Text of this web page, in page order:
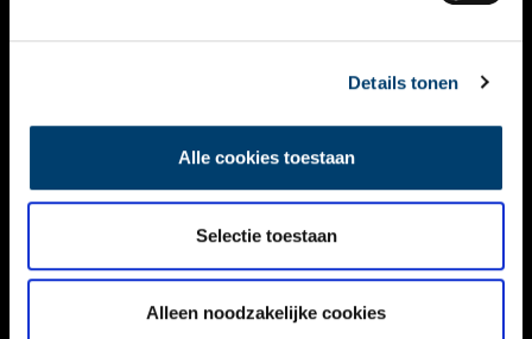
Details tonen
Alle cookies toestaan
Selectie toestaan
Alleen noodzakelijke cookies
DISCLAIMER
TOEGANKELIJKHEID
Volg ONH op social media